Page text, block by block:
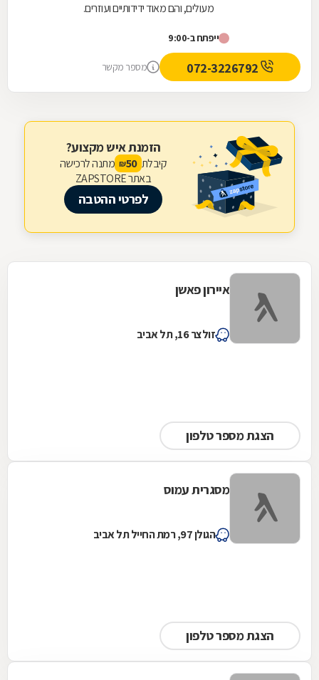
מעולים, והם מאוד ידידותיים ועוזרים.
ייפתח ב-9:00
מספר מקשר
הזמנת איש מקצוע?
קיבלת 50
₪ מתנה לרכישה
באתר ZAPSTORE
לפרטי ההטבה
איירון פאשן
זולצר 16, תל אביב
הצגת מספר טלפון
מסגרית עמוס
הגולן 97, רמת החייל תל אביב
הצגת מספר טלפון